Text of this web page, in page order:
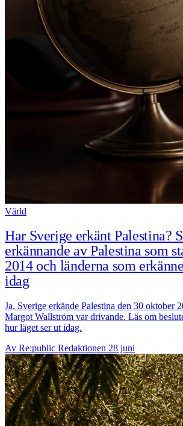
Värld
Har Sverige erkänt Palestina?
erkännande av Palestina som
2014 och länderna som
idag
Ja, Sverige erkände Palestina den 30 oktober
Margot Wallström var drivande. Läs om
hur läget ser ut idag.
Av Re:public Redaktionen 28 juni